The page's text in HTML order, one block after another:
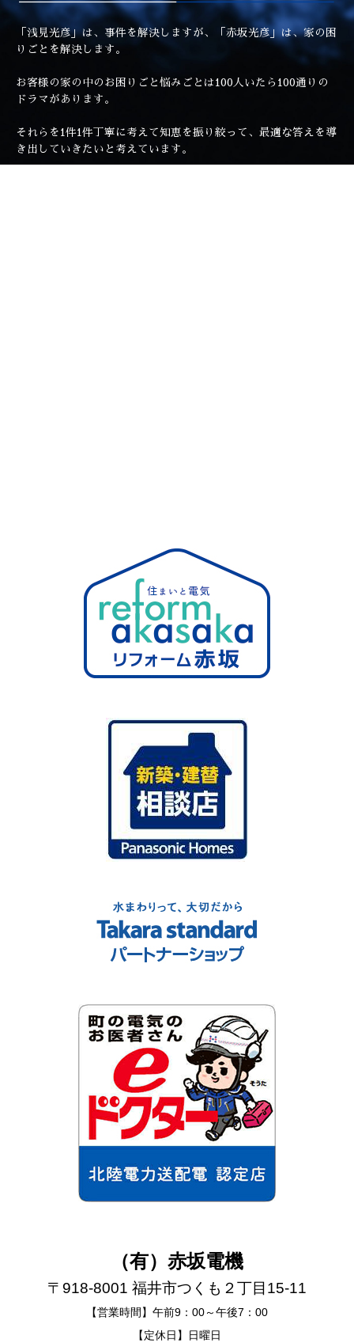
「浅見光彦」は、事件を解決しますが、「赤坂光彦」は、家の困
りごとを解決します。
お客様の家の中のお困りごと悩みごとは100人いたら100通りの
ドラマがあります。
それらを1件1件丁寧に考えて知恵を振り絞って、最適な答えを導
き出していきたいと考えています。
（有）赤坂電機
〒918-8001 福井市つくも２丁目15-11
【営業時間】午前9：00～午後7：00
【定休日】日曜日